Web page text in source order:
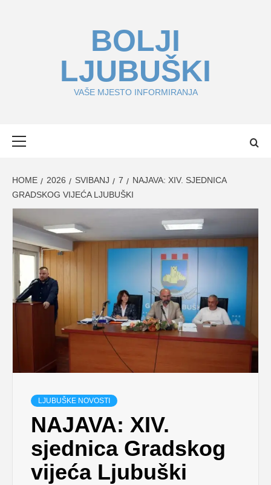
BOLJI
LJUBUŠKI
VAŠE MJESTO INFORMIRANJA
HOME 2026 SVIBANJ 7
NAJAVA: XIV. SJEDNICA
GRADSKOG VIJEĆA LJUBUŠKI
LJUBUŠKE NOVOSTI
NAJAVA: XIV.
sjednica Gradskog
vijeća Ljubuški